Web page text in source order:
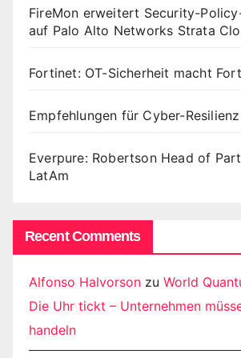
FireMon erweitert Security-
auf Palo Alto Networks Strata
Fortinet: OT-Sicherheit macht
Empfehlungen für Cyber-
Everpure: Robertson Head of
LatAm
Recent Comments
Alfonso Halvorson zu World
Die Uhr tickt – Unternehmen
handeln